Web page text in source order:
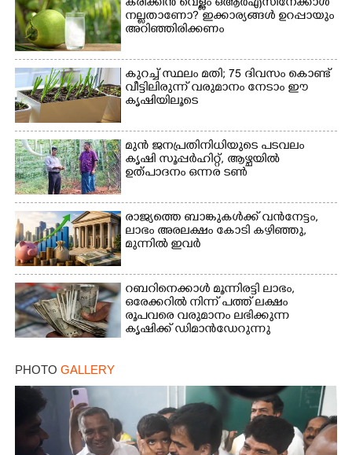
കരിക്കിൻ വെള്ളം ഒആർഎസിനേക്കാൾ
നല്ലതാണോ? ഇക്കാര്യങ്ങൾ ഉറപ്പായും
അറിഞ്ഞിരിക്കണം
കുറച്ച് സ്ഥലം മതി; 75 ദിവസം കൊണ്ട്
വീട്ടിലിരുന്ന് വരുമാനം നേടാം ഈ
കൃഷിയിലൂടെ
മുൻ ജനപ്രതിനിധിയുടെ പടവലം
കൃഷി സൂപ്പർഹിറ്റ്,​ ആഴ്ചയിൽ
ഉത്പാദനം ഒന്നര ടൺ
രാജ്യത്തെ ബാങ്കുകൾക്ക് വൻനേട്ടം,​
ലാഭം അരലക്ഷം കോടി കഴിഞ്ഞു,​
മുന്നിൽ ഇവർ
റബറിനെക്കാൾ മൂന്നിരട്ടി ലാഭം,​
ഒരേക്കറിൽ നിന്ന് പത്ത് ലക്ഷം
രൂപവരെ വരുമാനം ലഭിക്കുന്ന
കൃഷിക്ക് ഡിമാൻഡേറുന്നു
PHOTO GALLERY
×
Share this link